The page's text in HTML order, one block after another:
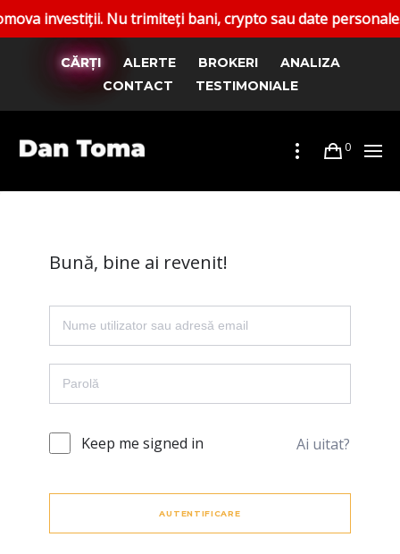
investiții. Nu trimiteți bani, crypto sau date
CĂRȚI ALERTE BROKERI
ANALIZA
CONTACT
TESTIMONIALE
0
Bună, bine ai revenit!
Keep me signed in Ai uitat?
AUTENTIFICARE